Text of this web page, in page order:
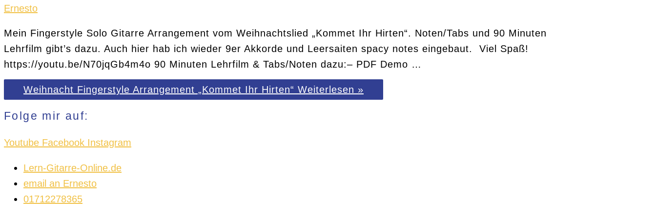
Ernesto
Mein Fingerstyle Solo Gitarre Arrangement vom Weihnachtslied „Kommet Ihr Hirten“. Noten/Tabs und 90 Minuten
Lehrfilm gibt’s dazu. Auch hier hab ich wieder 9er Akkorde und Leersaiten spacy notes eingebaut. Viel Spaß!
https://youtu.be/N70jqGb4m4o 90 Minuten Lehrfilm & Tabs/Noten dazu:– PDF Demo …
Weihnacht Fingerstyle Arrangement „Kommet Ihr Hirten“ Weiterlesen »
Folge mir auf:
Youtube Facebook Instagram
Lern-Gitarre-Online.de
email an Ernesto
01712278365